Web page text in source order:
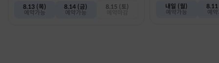
8.13 (목)
예약가능
8.14 (금)
예약가능
8.15 (토)
내일 (월)
예약가능
예